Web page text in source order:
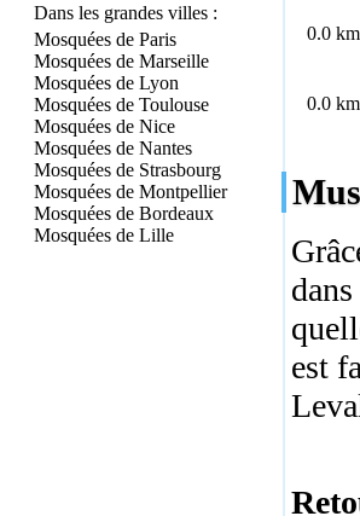
Dans les grandes villes :
Mosquées de Paris
Mosquées de Marseille
Mosquées de Lyon
Mosquées de Toulouse
Mosquées de Nice
Mosquées de Nantes
Mosquées de Strasbourg
Mosquées de Montpellier
Mosquées de Bordeaux
Mosquées de Lille
0.0 km
0.0 km
est